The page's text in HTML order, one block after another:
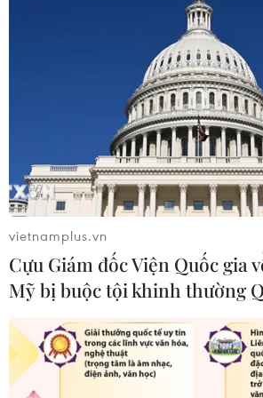
Hàn Quốc mở rộng điều tra nghi
thông đồng giá sang ngành hóa
Kim ngạch thương
song phương giữa hai nước Việt
và Thái Lan
06/08/2026 06:24
Chủ động nguồn điện phục vụ Hội
nghị cấp cao APEC 2027
06/08/2026 04:31
vietnamplus.vn
Cựu Giám đốc Viện Quốc gia
Mỹ bị buộc tội khinh thường